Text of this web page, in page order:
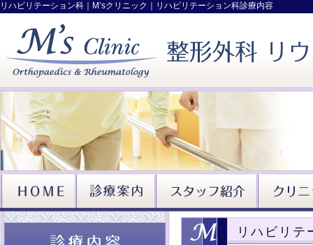
リハビリテーション科｜M’sクリニック｜リハビリテーション科診療内容
リハビリテ